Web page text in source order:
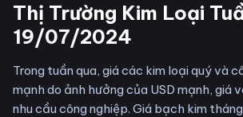
Thị Trường Kim Loại
19/07/2024
Trong tuần qua, giá các kim loại quý và
mạnh do ảnh hưởng của USD mạnh, giá
nhu cầu công nghiệp. Giá bạch kim